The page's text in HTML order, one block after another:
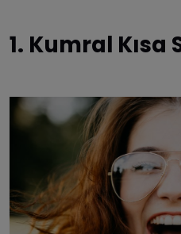
1. Kumral Kısa